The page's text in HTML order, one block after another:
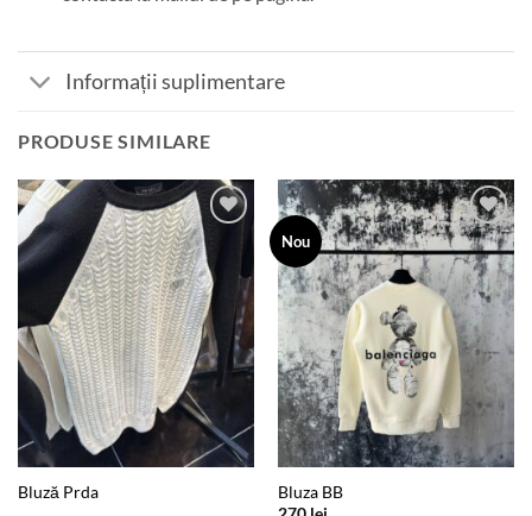
Informații suplimentare
PRODUSE SIMILARE
Add to
wishlist
Bluză Prda
Nou
Add to
wishlist
Bluza BB